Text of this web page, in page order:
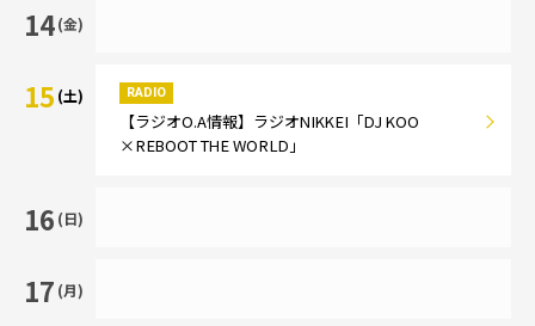
14(金)
15 (土) RADIO
【ラジオO.A情報】ラジオNIKKEI「DJ KOO
×REBOOT THE WORLD」
16 (日)
17 (月)